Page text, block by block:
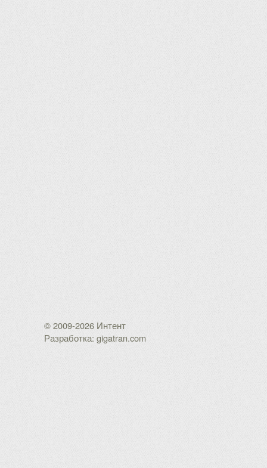
© 2009-2026 Интент
Разработка: gigatran.com